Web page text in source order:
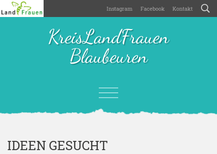
Instagram Facebook Kontakt
KreisLandFrauen
Blaubeuren
IDEEN GESUCHT